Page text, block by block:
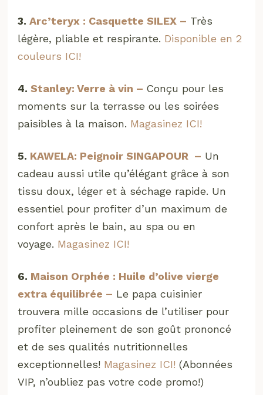
3.Arc’teryx : Casquette SILEX – Très
légère, pliable et respirante. Disponible en 2
couleurs ICI!
4.Stanley: Verre à vin – Conçu pour les
moments sur la terrasse ou les soirées
paisibles à la maison. Magasinez ICI!
5. KAWELA: Peignoir SINGAPOUR – Un
cadeau aussi utile qu’élégant grâce à son
tissu doux, léger et à séchage rapide. Un
essentiel pour profiter d’un maximum de
confort après le bain, au spa ou en
voyage. Magasinez ICI!
6. Maison Orphée : Huile d’olive vierge
extra équilibrée – Le papa cuisinier
trouvera mille occasions de l’utiliser pour
profiter pleinement de son goût prononcé
et de ses qualités nutritionnelles
exceptionnelles! Magasinez ICI!(Abonnées
VIP, n’oubliez pas votre code promo!)